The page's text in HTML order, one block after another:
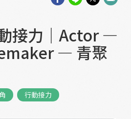
接力｜Actor —
— 青聚
行動接力